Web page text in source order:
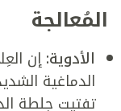
المُعالجة
الأدوية:إن
الدماغية
تفتيت جلطة